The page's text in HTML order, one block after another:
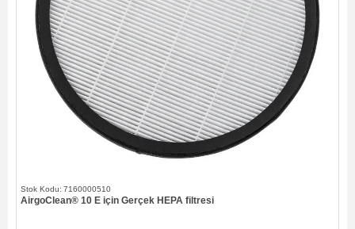
7160000510
AirgoClean® 10 E için Gerçek HEPA filtresi